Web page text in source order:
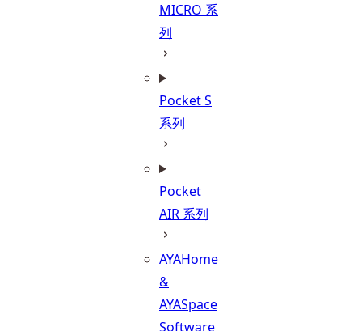
MICRO 系
列
Pocket S
系列
Pocket
AIR 系列
AYAHome
&
AYASpace
Software